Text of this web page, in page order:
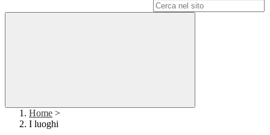
Home >
I luoghi